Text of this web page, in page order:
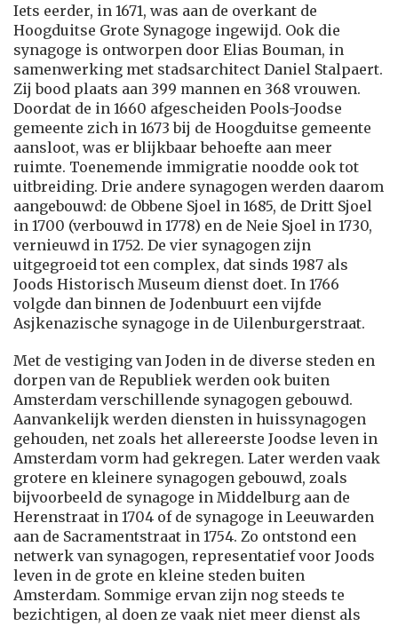
Iets eerder, in 1671, was aan de overkant de
Hoogduitse Grote Synagoge ingewijd. Ook die
synagoge is ontworpen door Elias Bouman, in
samenwerking met stadsarchitect Daniel Stalpaert.
Zij bood plaats aan 399 mannen en 368 vrouwen.
Doordat de in 1660 afgescheiden Pools-Joodse
gemeente zich in 1673 bij de Hoogduitse gemeente
aansloot, was er blijkbaar behoefte aan meer
ruimte. Toenemende immigratie noodde ook tot
uitbreiding. Drie andere synagogen werden daarom
aangebouwd: de Obbene Sjoel in 1685, de Dritt Sjoel
in 1700 (verbouwd in 1778) en de Neie Sjoel in 1730,
vernieuwd in 1752. De vier synagogen zijn
uitgegroeid tot een complex, dat sinds 1987 als
Joods Historisch Museum dienst doet. In 1766
volgde dan binnen de Jodenbuurt een vijfde
Asjkenazische synagoge in de Uilenburgerstraat.
Met de vestiging van Joden in de diverse steden en
dorpen van de Republiek werden ook buiten
Amsterdam verschillende synagogen gebouwd.
Aanvankelijk werden diensten in huissynagogen
gehouden, net zoals het allereerste Joodse leven in
Amsterdam vorm had gekregen. Later werden vaak
grotere en kleinere synagogen gebouwd, zoals
bijvoorbeeld de synagoge in Middelburg aan de
Herenstraat in 1704 of de synagoge in Leeuwarden
aan de Sacramentstraat in 1754. Zo ontstond een
netwerk van synagogen, representatief voor Joods
leven in de grote en kleine steden buiten
Amsterdam. Sommige ervan zijn nog steeds te
bezichtigen, al doen ze vaak niet meer dienst als